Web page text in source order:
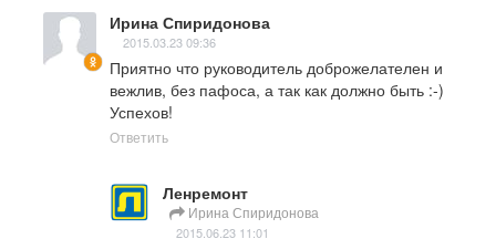
Ирина Спиридонова
2015.03.23 09:36
Приятно что руководитель доброжелателен и
вежлив, без пафоса, а так как должно быть :-)
Успехов!
Ответить
Ленремонт
Ирина Спиридонова
2015.06.23 11:01